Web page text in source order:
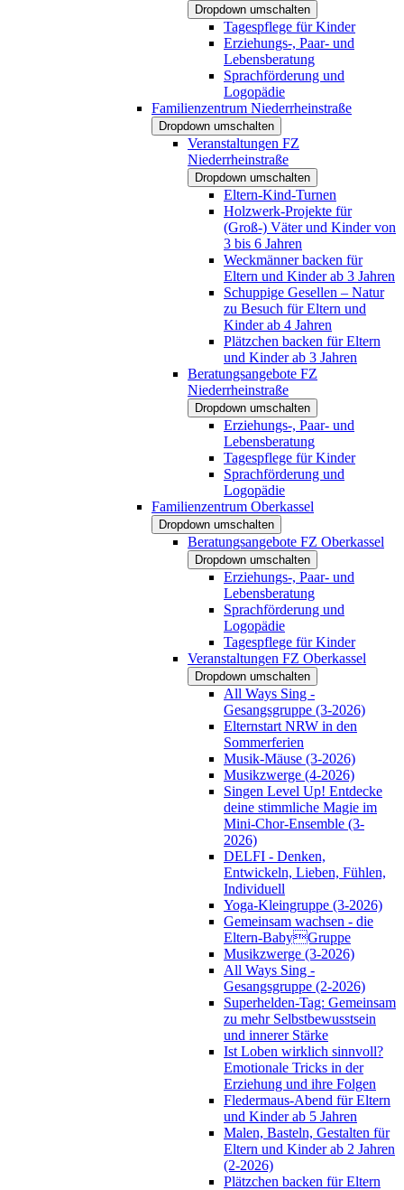
Dropdown umschalten
Tagespflege für Kinder
Erziehungs-, Paar- und
Lebensberatung
Sprachförderung und
Logopädie
Familienzentrum Niederrheinstraße
Dropdown umschalten
Veranstaltungen FZ
Niederrheinstraße
Dropdown umschalten
Eltern-Kind-Turnen
Holzwerk-Projekte für
(Groß-) Väter und Kinder von
3 bis 6 Jahren
Weckmänner backen für
Eltern und Kinder ab 3 Jahren
Schuppige Gesellen – Natur
zu Besuch für Eltern und
Kinder ab 4 Jahren
Plätzchen backen für Eltern
und Kinder ab 3 Jahren
Beratungsangebote FZ
Niederrheinstraße
Dropdown umschalten
Erziehungs-, Paar- und
Lebensberatung
Tagespflege für Kinder
Sprachförderung und
Logopädie
Familienzentrum Oberkassel
Dropdown umschalten
Beratungsangebote FZ Oberkassel
Dropdown umschalten
Erziehungs-, Paar- und
Lebensberatung
Sprachförderung und
Logopädie
Tagespflege für Kinder
Veranstaltungen FZ Oberkassel
Dropdown umschalten
All Ways Sing -
Gesangsgruppe (3-2026)
Elternstart NRW in den
Sommerferien
Musik-Mäuse (3-2026)
Musikzwerge (4-2026)
Singen Level Up! Entdecke
deine stimmliche Magie im
Mini-Chor-Ensemble (3-
2026)
DELFI - Denken,
Entwickeln, Lieben, Fühlen,
Individuell
Yoga-Kleingruppe (3-2026)
Gemeinsam wachsen - die
Eltern-BabyGruppe
Musikzwerge (3-2026)
All Ways Sing -
Gesangsgruppe (2-2026)
Superhelden-Tag: Gemeinsam
zu mehr Selbstbewusstsein
und innerer Stärke
Ist Loben wirklich sinnvoll?
Emotionale Tricks in der
Erziehung und ihre Folgen
Fledermaus-Abend für Eltern
und Kinder ab 5 Jahren
Malen, Basteln, Gestalten für
Eltern und Kinder ab 2 Jahren
(2-2026)
Plätzchen backen für Eltern